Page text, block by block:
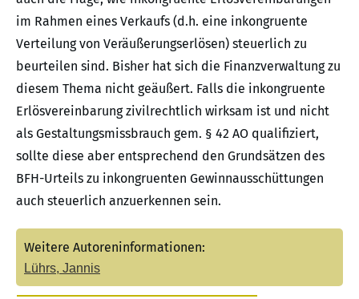
im Rahmen eines Verkaufs (d.h. eine inkongruente
Verteilung von Veräußerungserlösen) steuerlich zu
beurteilen sind. Bisher hat sich die Finanzverwaltung zu
diesem Thema nicht geäußert. Falls die inkongruente
Erlösvereinbarung zivilrechtlich wirksam ist und nicht
als Gestaltungsmissbrauch gem. § 42 AO qualifiziert,
sollte diese aber entsprechend den Grundsätzen des
BFH-Urteils zu inkongruenten Gewinnausschüttungen
auch steuerlich anzuerkennen sein.
Weitere Autoreninformationen:
Lührs, Jannis